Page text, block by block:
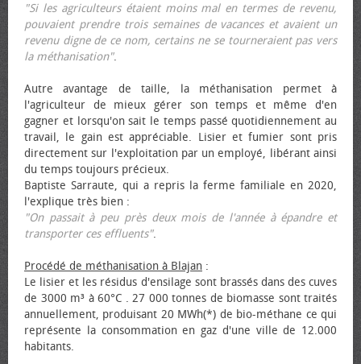
"Si les agriculteurs étaient moins mal en termes de revenu,
pouvaient prendre trois semaines de vacances et avaient un
revenu digne de ce nom, certains ne se tourneraient pas vers
la méthanisation".
Autre avantage de taille, la méthanisation permet à
l'agriculteur de mieux gérer son temps et même d'en
gagner et lorsqu'on sait le temps passé quotidiennement au
travail, le gain est appréciable. Lisier et fumier sont pris
directement sur l'exploitation par un employé, libérant ainsi
du temps toujours précieux.
Baptiste Sarraute, qui a repris la ferme familiale en 2020,
l'explique très bien :
"On passait à peu près deux mois de l'année à épandre et
transporter ces effluents".
Procédé de méthanisation à Blajan :
Le lisier et les résidus d'ensilage sont brassés dans des cuves
de 3000 m³ à 60°C . 27 000 tonnes de biomasse sont traités
annuellement, produisant 20 MWh(*) de bio-méthane ce qui
représente la consommation en gaz d'une ville de 12.000
habitants.